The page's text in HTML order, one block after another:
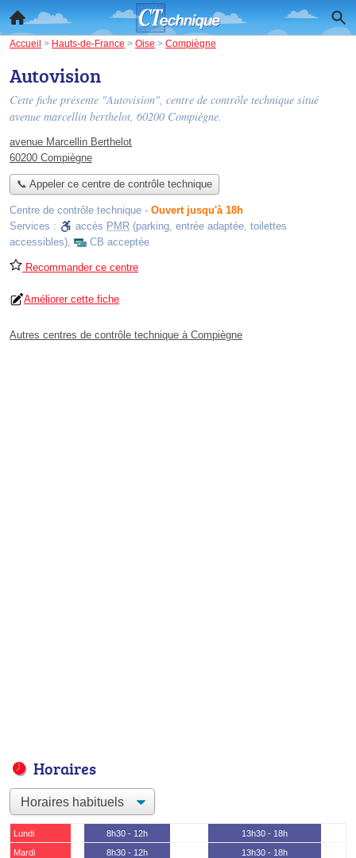
Accueil > Hauts-de-France > Oise > Compiègne
Autovision
Cette fiche présente "Autovision", centre de contrôle technique situé
avenue marcellin berthelot, 60200 Compiègne.
avenue Marcellin Berthelot
60200 Compiègne
📞 Appeler ce centre de contrôle technique
Centre de contrôle technique - Ouvert jusqu'à 18h
Services :
accès PMR (parking, entrée adaptée, toilettes
accessibles), CB acceptée
Recommander ce centre
Améliorer cette fiche
Autres centres de contrôle technique à Compiègne
Horaires
Lundi 8h30 - 12h
13h30 - 18h
Mardi
8h30 - 12h
13h30 - 18h